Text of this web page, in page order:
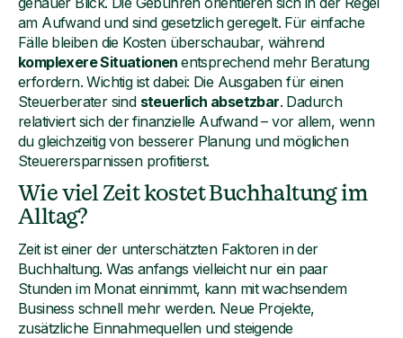
am Aufwand und sind gesetzlich geregelt. Für einfache
Fälle bleiben die Kosten überschaubar, während
komplexere Situationenentsprechend mehr Beratung
erfordern. Wichtig ist dabei: Die Ausgaben für einen
Steuerberater sind steuerlich absetzbar. Dadurch
relativiert sich der finanzielle Aufwand – vor allem, wenn
du gleichzeitig von besserer Planung und möglichen
Steuerersparnissen profitierst.
Wie viel Zeit kostet Buchhaltung im
Alltag?
Zeit ist einer der unterschätzten Faktoren in der
Buchhaltung. Was anfangs vielleicht nur ein paar
Stunden im Monat einnimmt, kann mit wachsendem
Business schnell mehr werden. Neue Projekte,
zusätzliche Einnahmequellen und steigende